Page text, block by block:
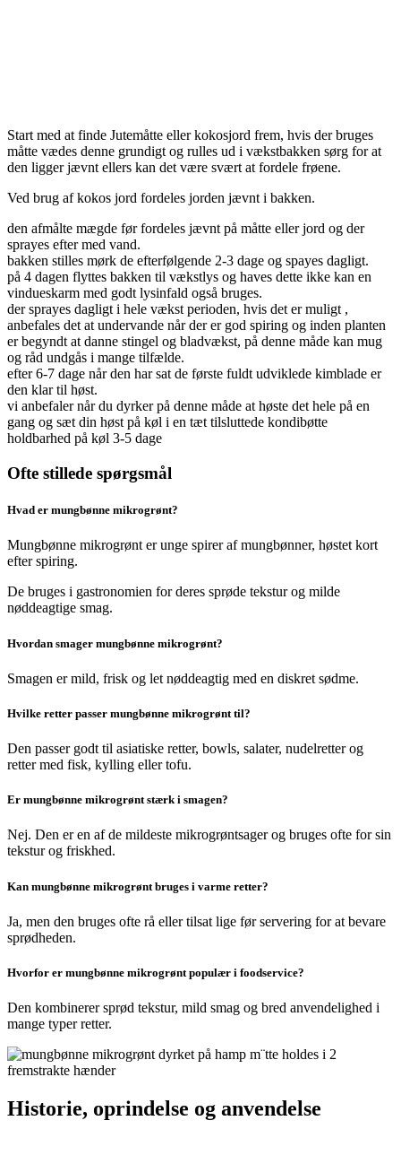
Start med at finde Jutemåtte eller kokosjord frem, hvis der bruges
måtte vædes denne grundigt og rulles ud i vækstbakken sørg for at
den ligger jævnt ellers kan det være svært at fordele frøene.
Ved brug af kokos jord fordeles jorden jævnt i bakken.
den afmålte mægde før fordeles jævnt på måtte eller jord og der
sprayes efter med vand.
bakken stilles mørk de efterfølgende 2-3 dage og spayes dagligt.
på 4 dagen flyttes bakken til vækstlys og haves dette ikke kan en
vindueskarm med godt lysinfald også bruges.
der sprayes dagligt i hele vækst perioden, hvis det er muligt ,
anbefales det at undervande når der er god spiring og inden planten
er begyndt at danne stingel og bladvækst, på denne måde kan mug
og råd undgås i mange tilfælde.
efter 6-7 dage når den har sat de første fuldt udviklede kimblade er
den klar til høst.
vi anbefaler når du dyrker på denne måde at høste det hele på en
gang og sæt din høst på køl i en tæt tilsluttede kondibøtte
holdbarhed på køl 3-5 dage
Ofte stillede spørgsmål
Hvad er mungbønne mikrogrønt?
Mungbønne mikrogrønt er unge spirer af mungbønner, høstet kort
efter spiring.
De bruges i gastronomien for deres sprøde tekstur og milde
nøddeagtige smag.
Hvordan smager mungbønne mikrogrønt?
Smagen er mild, frisk og let nøddeagtig med en diskret sødme.
Hvilke retter passer mungbønne mikrogrønt til?
Den passer godt til asiatiske retter, bowls, salater, nudelretter og
retter med fisk, kylling eller tofu.
Er mungbønne mikrogrønt stærk i smagen?
Nej. Den er en af de mildeste mikrogrøntsager og bruges ofte for sin
tekstur og friskhed.
Kan mungbønne mikrogrønt bruges i varme retter?
Ja, men den bruges ofte rå eller tilsat lige før servering for at bevare
sprødheden.
Hvorfor er mungbønne mikrogrønt populær i foodservice?
Den kombinerer sprød tekstur, mild smag og bred anvendelighed i
mange typer retter.
Historie, oprindelse og anvendelse